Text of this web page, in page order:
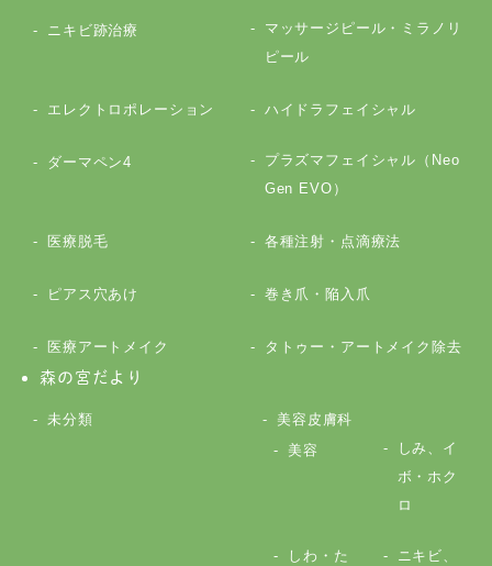
ニキビ跡治療
マッサージピール・ミラノリ
ピール
エレクトロポレーション ハイドラフェイシャル
ダーマペン4
プラズマフェイシャル（Neo
Gen EVO）
医療脱毛 各種注射・点滴療法
ピアス穴あけ 巻き爪・陥入爪
医療アートメイク
タトゥー・アートメイク除去
森の宮だより
未分類
美容皮膚科
美容
しみ、イ
ボ・ホク
ロ
しわ・た
ニキビ、